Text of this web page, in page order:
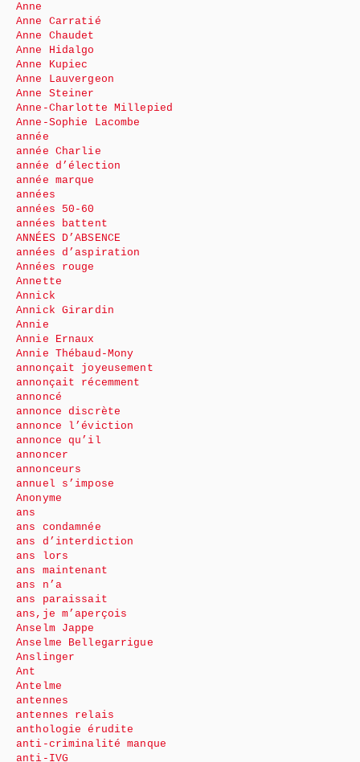
Anne
Anne Carratié
Anne Chaudet
Anne Hidalgo
Anne Kupiec
Anne Lauvergeon
Anne Steiner
Anne-Charlotte Millepied
Anne-Sophie Lacombe
année
année Charlie
année d’élection
année marque
années
années 50-60
années battent
ANNÉES D’ABSENCE
années d’aspiration
Années rouge
Annette
Annick
Annick Girardin
Annie
Annie Ernaux
Annie Thébaud-Mony
annonçait joyeusement
annonçait récemment
annoncé
annonce discrète
annonce l’éviction
annonce qu’il
annoncer
annonceurs
annuel s’impose
Anonyme
ans
ans condamnée
ans d’interdiction
ans lors
ans maintenant
ans n’a
ans paraissait
ans,je m’aperçois
Anselm Jappe
Anselme Bellegarrigue
Anslinger
Ant
Antelme
antennes
antennes relais
anthologie érudite
anti-criminalité manque
anti-IVG